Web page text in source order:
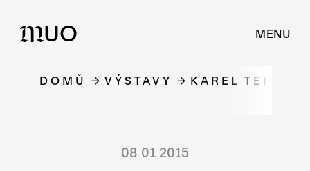
MUO MENU
DOMŮ VÝSTAVY KAREL TEIGE |
08 01 2015